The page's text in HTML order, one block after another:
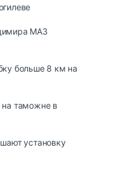
МАЗ
больше 8 км на
на таможне в
ycтaнoвкy